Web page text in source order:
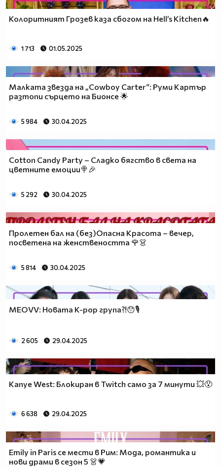
Колоритният Грозев каза сбогом на Hell’s Kitchen🔥
1 713 01.05.2025
Малката звезда на „Cowboy Carter“: Руми Картър
разтопи сърцето на Бионсе 🌟
5 984 30.04.2025
Cotton Candy Party – Сладко бягство в света на
цветните емоции🍭🎉
5 292 30.04.2025
Пролетен бал на (без)Опасна Красота – вечер,
посветена на женствеността 🌹👗
5 814 30.04.2025
MEOVV: Новата K-pop група?!😯🎙️
2 605 29.04.2025
Kanye West: Блокиран в Twitch само за 7 минути 💥😯
6 638 29.04.2025
Emily in Paris се мести в Рим: Мода, романтика и
нови драми в сезон 5 👗💗